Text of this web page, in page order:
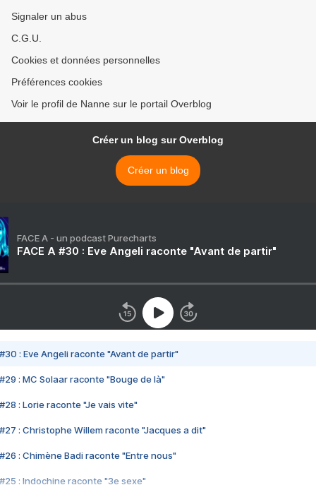
Signaler un abus
C.G.U.
Cookies et données personnelles
Préférences cookies
Voir le profil de Nanne sur le portail Overblog
Créer un blog sur Overblog
Créer un blog
FACE A - un podcast Purecharts
FACE A #30 : Eve Angeli raconte "Avant de partir"
#30 : Eve Angeli raconte "Avant de partir"
#29 : MC Solaar raconte "Bouge de là"
#28 : Lorie raconte "Je vais vite"
#27 : Christophe Willem raconte "Jacques a dit"
#26 : Chimène Badi raconte "Entre nous"
#25 : Indochine raconte "3e sexe"